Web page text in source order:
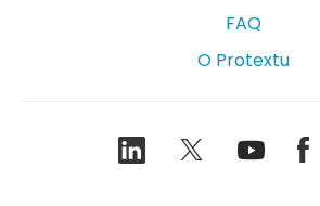
FAQ
O Protextu
LinkedIn Twitter